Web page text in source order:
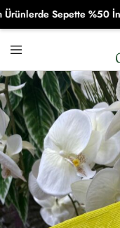
Sepette %50